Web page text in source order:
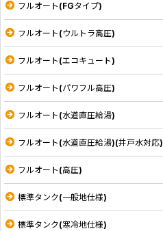
フルオート(FGタイプ)
フルオート(ウルトラ高圧)
フルオート(エコキュート)
フルオート(パワフル高圧)
フルオート(水道直圧給湯)
フルオート(水道直圧給湯)(井戸水対応)
フルオート(高圧)
標準タンク(一般地仕様)
標準タンク(寒冷地仕様)